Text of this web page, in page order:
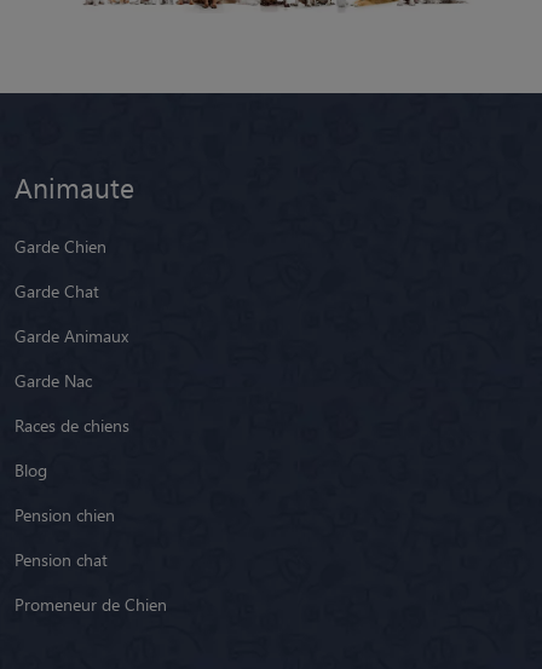
Animaute
Garde Chien
Garde Chat
Garde Animaux
Garde Nac
Races de chiens
Blog
Pension chien
Pension chat
Promeneur de Chien